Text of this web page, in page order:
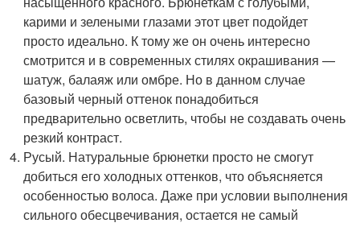
карими и зелеными глазами этот цвет подойдет
просто идеально. К тому же он очень интересно
смотрится и в современных стилях окрашивания —
шатуж, балаяж или омбре. Но в данном случае
базовый черный оттенок понадобиться
предварительно осветлить, чтобы не создавать очень
резкий контраст.
Русый. Натуральные брюнетки просто не смогут
добиться его холодных оттенков, что объясняется
особенностью волоса. Даже при условии выполнения
сильного обесцвечивания, остается не самый